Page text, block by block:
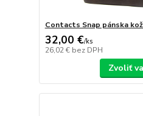
Contacts Snap pánska
32,00 €/ks
26,02 € bez DPH
Zvoliť